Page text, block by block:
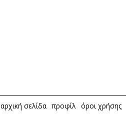
αρχική σελίδα προφίλ όροι χρήσης